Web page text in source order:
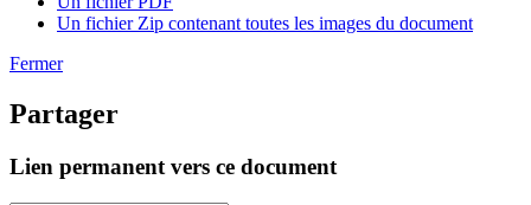
Un fichier Zip contenant toutes les images du document
Fermer
Partager
Lien permanent vers ce document